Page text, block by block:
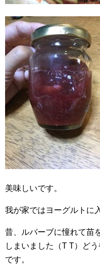
美味しいです。
我が家ではヨーグルトに
昔、ルバーブに憧れて苗
しまいました（T T）ど
です。